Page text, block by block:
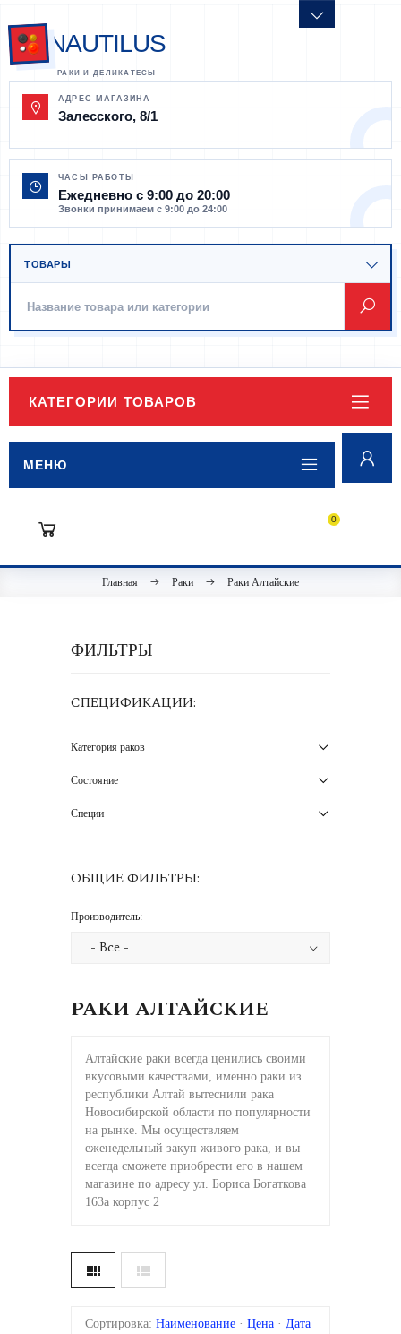
NAUTILUS
АДРЕС МАГАЗИНА
Залесского, 8/1
ЧАСЫ РАБОТЫ
Ежедневно с 9:00 до 20:00
Звонки принимаем с 9:00 до 24:00
КАТЕГОРИИ ТОВАРОВ
МЕНЮ
0
Главная Раки Раки Алтайские
ФИЛЬТРЫ
СПЕЦИФИКАЦИИ:
Категория раков
Состояние
Специи
ОБЩИЕ ФИЛЬТРЫ:
Производитель:
РАКИ АЛТАЙСКИЕ
Алтайские раки всегда ценились своими
вкусовыми качествами, именно раки из
республики Алтай вытеснили рака
Новосибирской области по популярности
на рынке. Мы осуществляем
еженедельный закуп живого рака, и вы
всегда сможете приобрести его в нашем
магазине по адресу ул. Бориса Богаткова
163а корпус 2
Сортировка: Наименование · Цена · Дата